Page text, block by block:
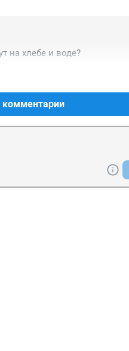
на хлебе и воде?
комментарии